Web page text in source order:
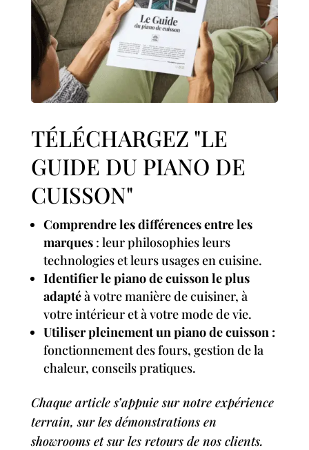
TÉLÉCHARGEZ "LE
GUIDE DU PIANO DE
CUISSON"
Comprendre les différences entre les
marques: leur philosophies leurs
technologies et leurs usages en cuisine.
Identifier le piano de cuisson le plus
adaptéà votre manière de cuisiner, à
votre intérieur et à votre mode de vie.
Utiliser pleinement un piano de cuisson :
fonctionnement des fours, gestion de la
chaleur, conseils pratiques.
Chaque article s’appuie sur notre expérience
terrain, sur les démonstrations en
showrooms et sur les retours de nos clients.